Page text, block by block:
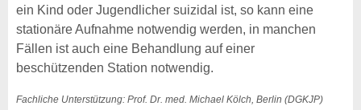
ein Kind oder Jugendlicher suizidal ist, so kann eine
stationäre Aufnahme notwendig werden, in manchen
Fällen ist auch eine Behandlung auf einer
beschützenden Station notwendig.
Fachliche Unterstützung: Prof. Dr. med. Michael Kölch, Berlin (DGKJP)